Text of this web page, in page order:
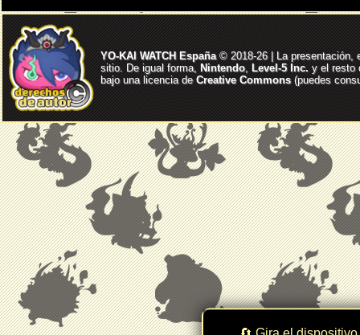
🔄 Gira el
YO-KAI WATCH España© 2018-26 | La presentación,
sitio. De igual forma, Nintendo, Level-5 Inc. y el resto
bajo una licencia deCreative Commons(puedes